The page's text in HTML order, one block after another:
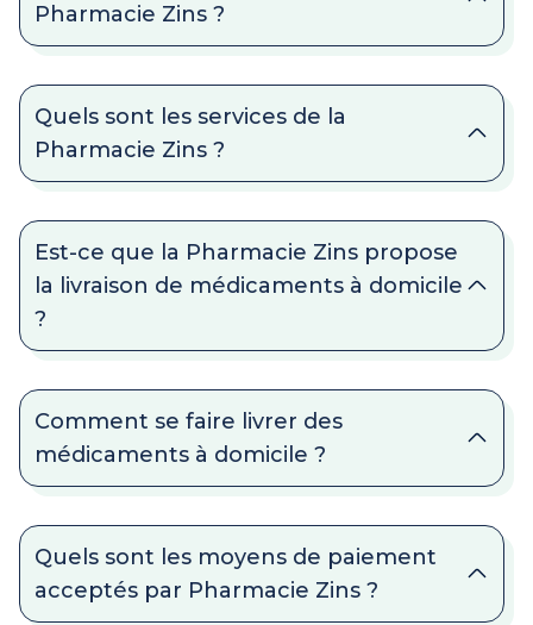
Pharmacie Zins ?
Quels sont les services de la
Pharmacie Zins ?
Est-ce que la Pharmacie Zins propose
la livraison de médicaments à domicile
?
Comment se faire livrer des
médicaments à domicile ?
Quels sont les moyens de paiement
acceptés par Pharmacie Zins ?